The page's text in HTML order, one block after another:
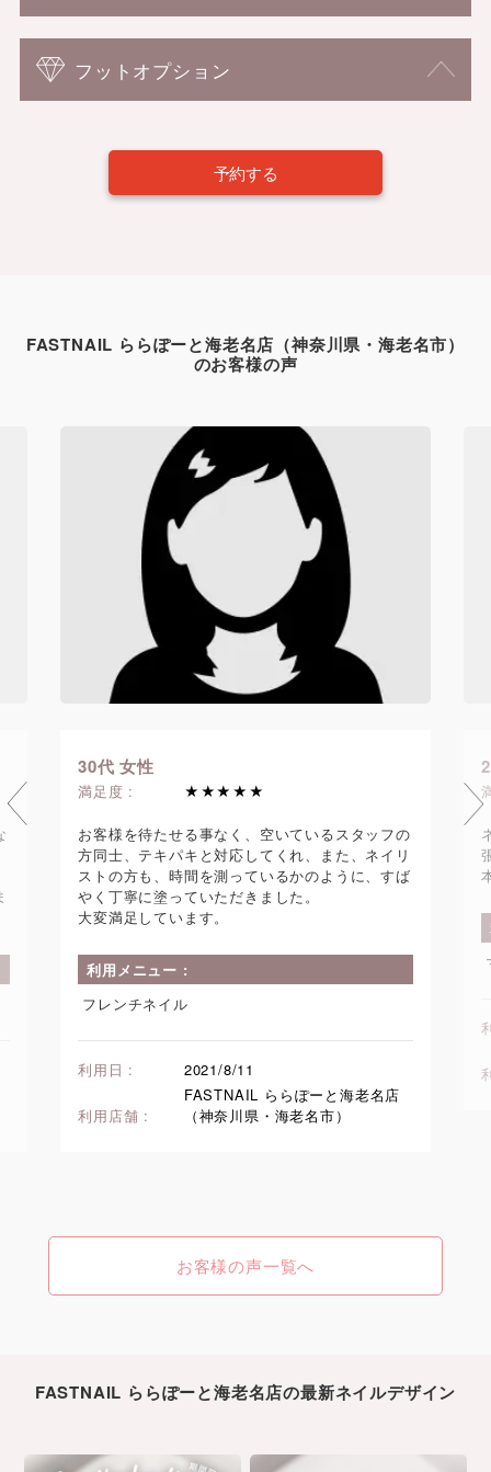
フットオプション
予約する
FASTNAIL ららぽーと海老名店 （神奈川県・海老名市）
のお客様の声
20代 女性
利用店舗 :
（神奈川県・海老名市）
満足度 : ★★★★★
ネイリストの方もとても丁寧で、優しい口調で緊
張しませんでした。
本当にありがとうございました。
利用メニュー :
マグネットネイル
お客様の声一覧へ
FASTNAIL ららぽーと海老名店の最新ネイルデザイン